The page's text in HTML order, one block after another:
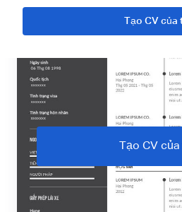
Tạo CV của
Tạo CV